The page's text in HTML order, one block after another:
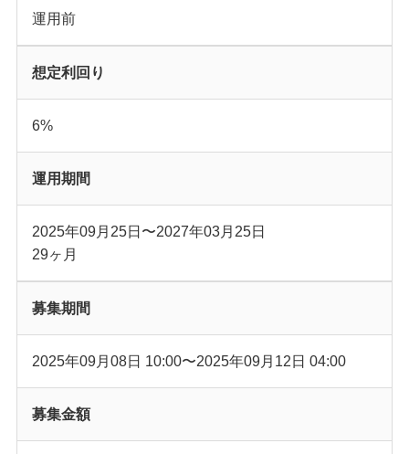
運用前
想定利回り
6%
運用期間
2025年09月25日 〜2027年03月25日
29ヶ月
募集期間
2025年09月08日 10:00〜2025年09月12日 04:00
募集金額